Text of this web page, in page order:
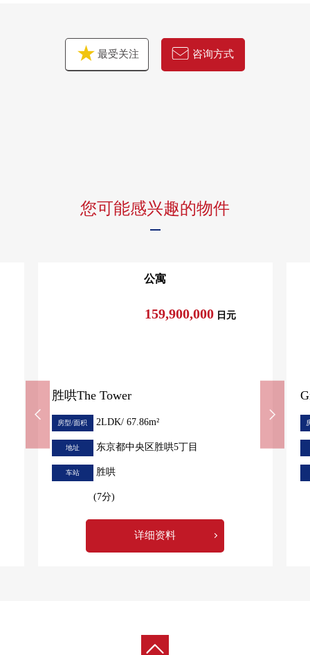
最受关注 咨询方式
您可能感兴趣的物件
公寓
胜哄The Tower
159,900,000 日元
房型/面积 2LDK/ 67.86m²
地址 东京都中央区胜哄5丁目
车站 胜哄
(7分)
详细资料